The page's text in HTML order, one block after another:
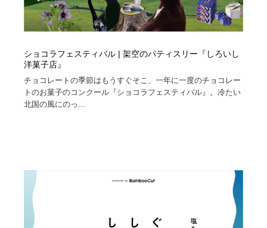
ショコラフェスティバル | 架空のパティスリー『しろいし
洋菓子店』
チョコレートの季節はもうすぐそこ、一年に一度のチョコレー
トのお菓子のコンクール『ショコラフェスティバル』。冷たい
北国の風にのっ...